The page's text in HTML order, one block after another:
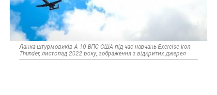
Ланка штурмовиків А-10 ВПС США під час навчань Exercise Iron
Thunder, листопад 2022 року, зображення з відкритих джерел